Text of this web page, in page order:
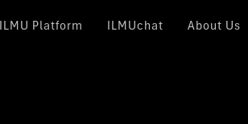
Platform ILMUchat About Us